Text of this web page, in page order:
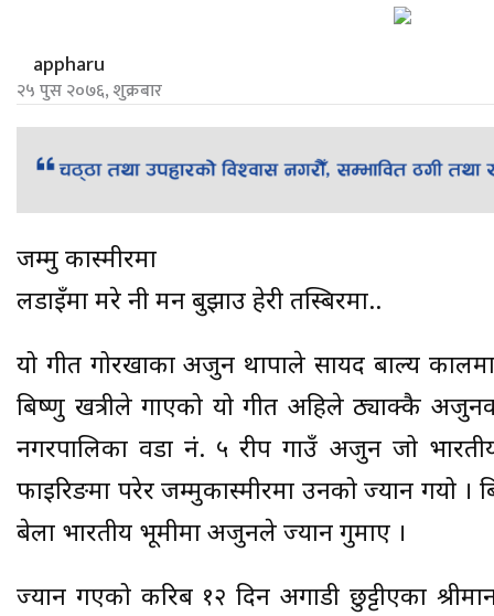
appharu
२५ पुस २०७६, शुक्रबार
जम्मु कास्मीरमा
लडाइँमा मरे नी मन बुझाउ हेरी तस्बिरमा..
यो गीत गोरखाका अर्जुन थापाले सायद बाल्य
बिष्णु खत्रीले गाएको यो गीत अहिले ठ्याक्कै
नगरपालिका वडा नं. ५ रीप गाउँ अर्जुन जो
फाईरिङमा परेर जम्मुकास्मीरमा उनको ज्यान गयो ।
बेला भारतीय भूमीमा अर्जुनले ज्यान गुमाए ।
ज्यान गएको करिब १२ दिन अगाडी छुट्टीएका